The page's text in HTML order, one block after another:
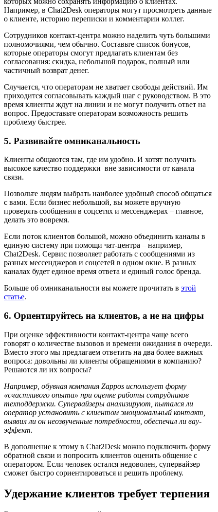
Например, в Chat2Desk операторы могут просмотреть данные
о клиенте, историю переписки и комментарии коллег.
Сотрудников контакт-центра можно наделить чуть большими
полномочиями, чем обычно. Составьте список бонусов,
которые операторы смогут предлагать клиентам без
согласования: скидка, небольшой подарок, полный или
частичный возврат денег.
Случается, что операторам не хватает свободы действий. Им
приходится согласовывать каждый шаг с руководством. В это
время клиенты ждут на линии и не могут получить ответ на
вопрос. Предоставьте операторам возможность решить
проблему быстрее.
5. Развивайте омниканальность
Клиенты общаются там, где им удобно. И хотят получить
высокое качество поддержки вне зависимости от канала
связи.
Позвольте людям выбрать наиболее удобный способ общаться
с вами. Если бизнес небольшой, вы можете вручную
проверять сообщения в соцсетях и мессенджерах – главное,
делать это вовремя.
Если поток клиентов большой, можно объединить каналы в
единую систему при помощи чат-центра – например,
Chat2Desk. Сервис позволяет работать с сообщениями из
разных мессенджеров и соцсетей в одном окне. В разных
каналах будет единое время ответа и единый голос бренда.
Больше об омниканальности вы можете прочитать в этой
статье.
6. Ориентируйтесь на клиентов, а не на цифры
При оценке эффективности контакт-центра чаще всего
говорят о количестве вызовов и времени ожидания в очереди.
Вместо этого мы предлагаем ответить на два более важных
вопроса: довольны ли клиенты обращениями в компанию?
Решаются ли их вопросы?
Например, обувная компания Zappos использует форму
«счастливого опыта» при оценке работы сотрудников
техподдержки. Супервайзеры анализируют, пытался ли
оператор установить с клиентом эмоциональный контакт,
выявил ли он неозвученные потребности, обеспечил ли вау-
эффект.
В дополнение к этому в Chat2Desk можно подключить форму
обратной связи и попросить клиентов оценить общение с
оператором. Если человек остался недоволен, супервайзер
сможет быстро сориентироваться и решить проблему.
Удержание клиентов требует терпения